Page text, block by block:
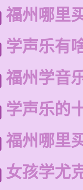
福州哪里
学声乐有
福州学音
学声乐的
福州哪里
女孩学尤